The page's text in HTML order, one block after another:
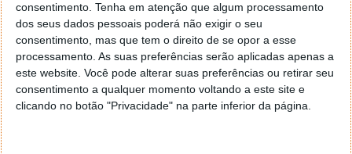
consentimento. Tenha em atenção que algum processamento
dos seus dados pessoais poderá não exigir o seu
consentimento, mas que tem o direito de se opor a esse
processamento. As suas preferências serão aplicadas apenas a
este website. Você pode alterar suas preferências ou retirar seu
consentimento a qualquer momento voltando a este site e
clicando no botão "Privacidade" na parte inferior da página.
Este artigo tem mais de um ano
Fonte: Facebook
Neste artigo: Facebook, Facebook Live,rede social,
transmissão